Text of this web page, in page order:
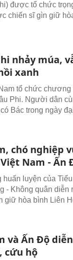
được tổ chức
chiến sĩ gìn giữ
nhảy múa,
xanh
tổ chức
Phi. Người dân
Bác trong ngày
chó nghiệp
Nam - Ấn
luyện của
- Không quân
giữ hòa bình Liên
và Ấn Độ
cứu hộ